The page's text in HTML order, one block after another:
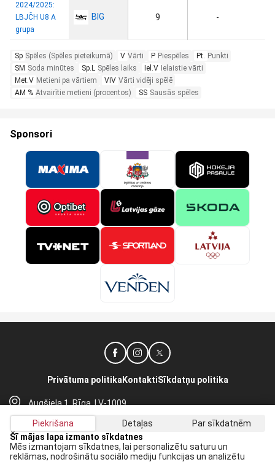
2024/2025:
LBJČH U8 A
grupa
BIG 9 -
Sp Spēles (Spēles pieteikumā) V Vārti P Piespēles Pt. Punkti
SM Soda minūtes Sp.L Spēles laiks Iel.V Ielaistie vārti
Met.V Metieni pa vārtiem VIV Vārti vidēji spēlē
AM % Atvairītie metieni (procentos) SS Sausās spēles
Sponsori
Augšiela 1, Rīga, LV-1009
lhf@lhf.lv
+371 67565614
Privātuma politika KontaktiSīkdatņu politika
Saņem jaunākās ziņas savā E-pastā:
Piekrišana Detaļas
Par sīkdatnēm
Šī mājas lapa izmanto sīkdatnes
Mēs izmantojam sīkdatnes, lai personalizētu saturu un
reklāmas, nodrošinātu sociālo mediju funkcijas un analizētu